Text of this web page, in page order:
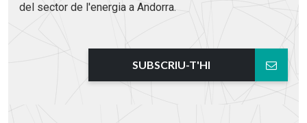
del sector de l'energia a Andorra.
SUBSCRIU-T'HI